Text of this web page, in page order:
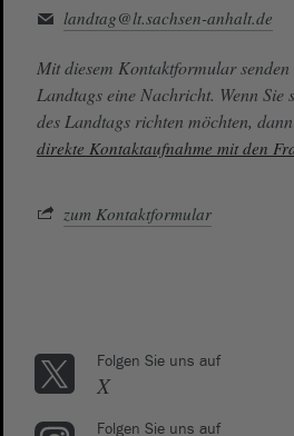
landtag@lt.sachsen-anhalt.de
Mit diesem Kontaktformular
Landtags eine Nachricht. Wenn Sie
des Landtags richten möchten,
direkte Kontaktaufnahme mit den
zum Kontaktformular
Folgen Sie uns auf
X
Folgen Sie uns auf